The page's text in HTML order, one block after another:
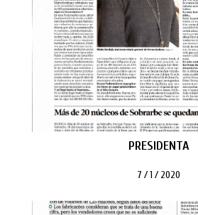
PRESIDENTA
7 / 1 / 2020